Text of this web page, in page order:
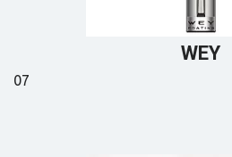
WEY
07